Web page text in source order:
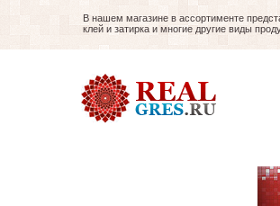
В нашем магазине в ассортименте
клей и затирка и многие другие виды